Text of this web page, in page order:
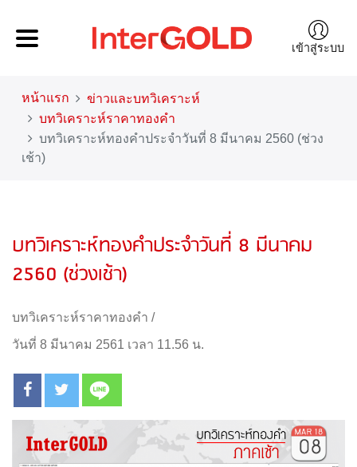
เข้าสู่ระบบ
หน้าแรก
ข่าวและบทวิเคราะห์
บทวิเคราะห์ราคาทองคำ
บทวิเคราะห์ทองคำประจำวันที่ 8 มีนาคม 2560 (ช่วง
เช้า)
บทวิเคราะห์ทองคำประจำวันที่ 8 มีนาคม
2560 (ช่วงเช้า)
บทวิเคราะห์ราคาทองคำ /
วันที่ 8 มีนาคม 2561 เวลา 11.56 น.